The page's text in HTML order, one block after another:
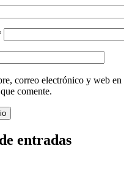
correo electrónico y web en
comente.
entradas